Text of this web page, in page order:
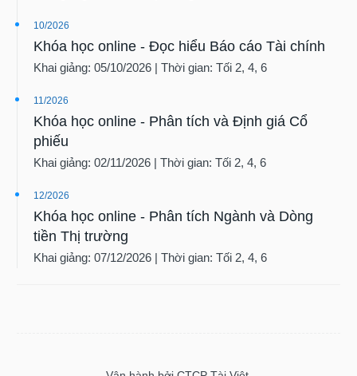
10/2026
Khóa học online - Đọc hiểu Báo cáo Tài chính
Khai giảng: 05/10/2026 | Thời gian: Tối 2, 4, 6
11/2026
Khóa học online - Phân tích và Định giá Cổ
phiếu
Khai giảng: 02/11/2026 | Thời gian: Tối 2, 4, 6
12/2026
Khóa học online - Phân tích Ngành và Dòng
tiền Thị trường
Khai giảng: 07/12/2026 | Thời gian: Tối 2, 4, 6
Tất cả Chứng chỉ quỹ Chứng
đạo
Tất cả
tức
Bài